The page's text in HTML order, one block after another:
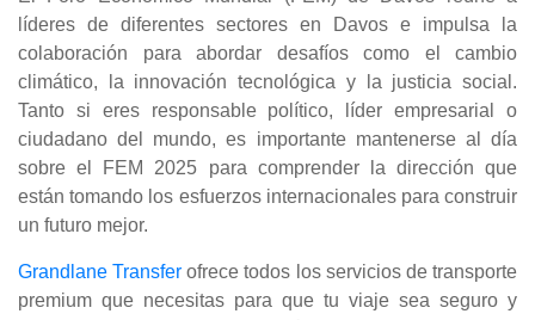
líderes de diferentes sectores en Davos e impulsa la
colaboración para abordar desafíos como el cambio
climático, la innovación tecnológica y la justicia social.
Tanto si eres responsable político, líder empresarial o
ciudadano del mundo, es importante mantenerse al día
sobre el FEM 2025 para comprender la dirección que
están tomando los esfuerzos internacionales para construir
un futuro mejor.
Grandlane Transfer ofrece todos los servicios de transporte
premium que necesitas para que tu viaje sea seguro y